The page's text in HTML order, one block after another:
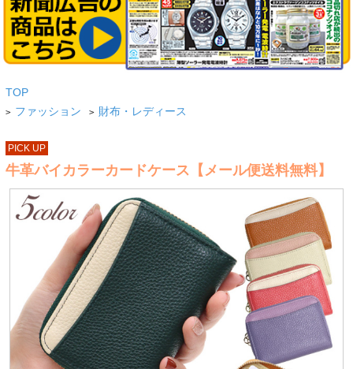
TOP
> ファッション > 財布・レディース
PICK UP
牛革バイカラーカードケース【メール便送料無料】